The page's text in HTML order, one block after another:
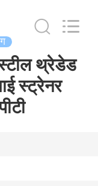
थ्रेडेड
स्ट्रेनर